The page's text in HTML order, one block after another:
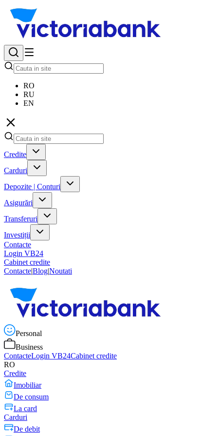
RO
RU
EN
Credite
Carduri
Depozite | Conturi
Asigurări
Transferuri
Investiții
Contacte
Login VB24
Cabinet credite
Contacte|Blog|Noutati
Personal
Business
ContacteLogin VB24Cabinet credite
RO
Credite
Imobiliar
De consum
La card
Carduri
De debit